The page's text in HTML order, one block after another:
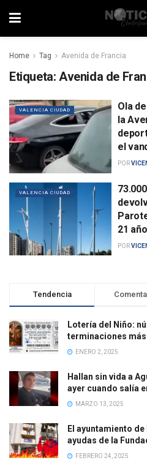
Home Tag Avenida de Francia
Etiqueta: Avenida de
VALENCIA CIUDAD
Ola
la
el
POR
VALENCIA CIUDAD
21
POR
Tendencia
Lotería del Niño:
terminaciones
ENERO 2, 2025
Hallan sin vida a
ayer cuando salía
MARZO 13, 2025
El ayuntamiento
ayudas de la
FEBRERO 24, 2025